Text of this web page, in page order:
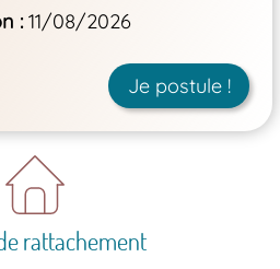
11/08/2026
Je postule !
rattachement